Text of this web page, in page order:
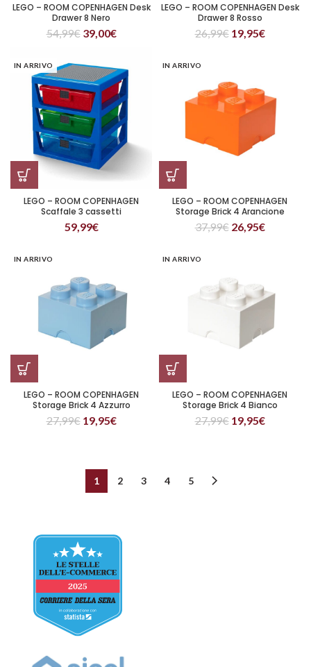
LEGO – ROOM COPENHAGEN Desk
Drawer 8 Nero
54,99€ 39,00€
LEGO – ROOM COPENHAGEN Desk
Drawer 8 Rosso
26,99€ 19,95€
IN ARRIVO
LEGO – ROOM COPENHAGEN
Scaffale 3 cassetti
59,99€
IN ARRIVO
LEGO – ROOM COPENHAGEN
Storage Brick 4 Arancione
37,99€ 26,95€
IN ARRIVO
LEGO – ROOM COPENHAGEN
Storage Brick 4 Azzurro
27,99€ 19,95€
IN ARRIVO
LEGO – ROOM COPENHAGEN
Storage Brick 4 Bianco
27,99€ 19,95€
1 2 3 4 5